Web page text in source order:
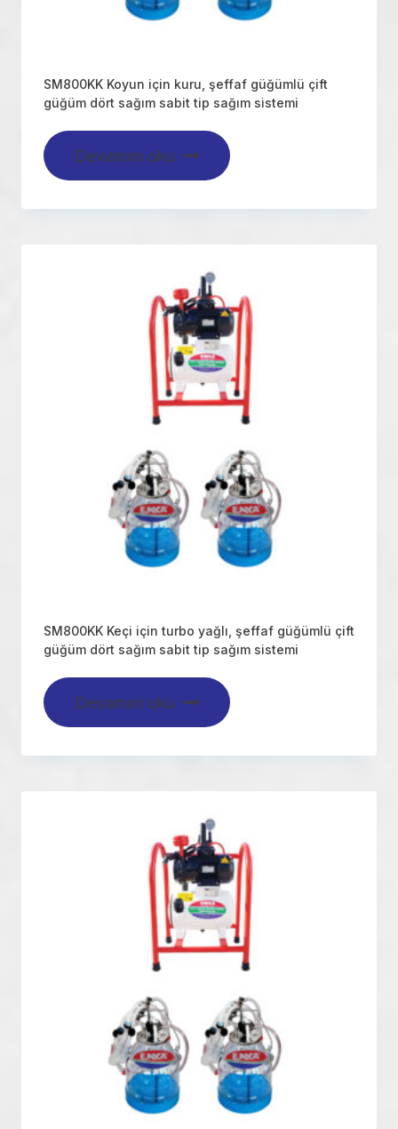
SM800KK Koyun için kuru, şeffaf güğümlü çift
güğüm dört sağım sabit tip sağım sistemi
Devamını oku
SM800KK Keçi için turbo yağlı, şeffaf güğümlü çift
güğüm dört sağım sabit tip sağım sistemi
Devamını oku